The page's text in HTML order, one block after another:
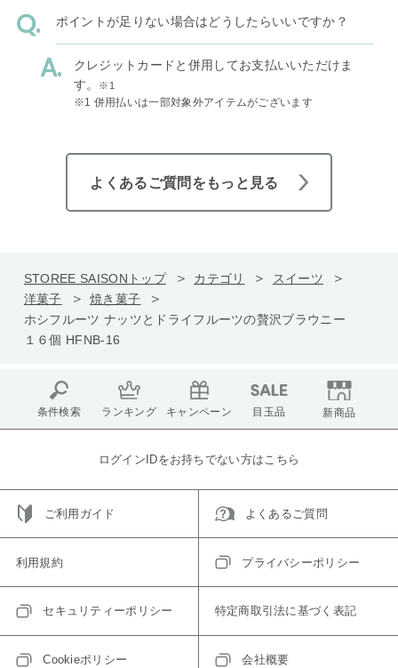
ポイントが足りない場合はどうしたらいいですか？
クレジットカードと併用してお支払いいただけま
す。
※1
※1 併用払いは一部対象外アイテムがございます
よくあるご質問をもっと見る
STOREE SAISONトップ カテゴリ
スイーツ
洋菓子
焼き菓子
ホシフルーツ ナッツとドライフルーツの贅沢ブラウニー
１６個 HFNB-16
条件検索 ランキング キャンペーン 目玉品 新商品
ログインIDをお持ちでない方はこちら
ご利用ガイド よくあるご質問
利用規約 プライバシーポリシー
セキュリティーポリシー 特定商取引法に基づく表記
Cookieポリシー 会社概要